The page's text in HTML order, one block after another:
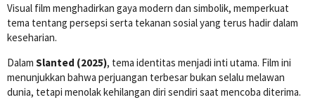
Visual film menghadirkan gaya modern dan simbolik, memperkuat
tema tentang persepsi serta tekanan sosial yang terus hadir dalam
keseharian.
Dalam Slanted (2025), tema identitas menjadi inti utama. Film ini
menunjukkan bahwa perjuangan terbesar bukan selalu melawan
dunia, tetapi menolak kehilangan diri sendiri saat mencoba diterima.